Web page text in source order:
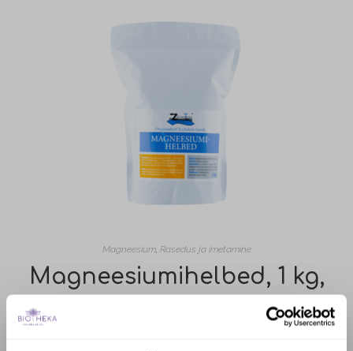
Magneesium, Rasedus ja imetamine
Magneesiumihelbed, 1 kg,
Zechstein Inside